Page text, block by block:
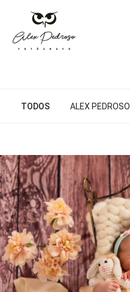
TODOS ALEX PEDROSO